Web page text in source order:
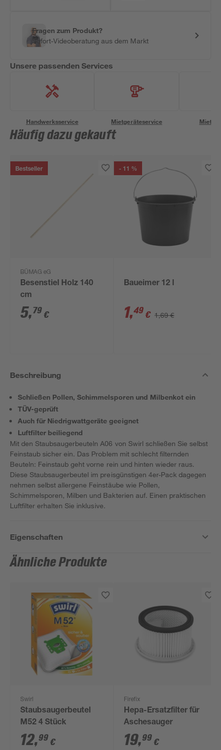
Fragen zum Produkt?
Sofort-Videoberatung aus dem Markt
Unsere passenden Services
Handwerksservice Mietgeräteservice
Häufig dazu gekauft
Bestseller
BÜMAG eG
Besenstiel Holz 140
cm
5,79 €
- 11 %
Baueimer 12 l
1,49 € 1,69 €
Beschreibung
Schließen Pollen, Schimmelsporen und Milbenkot ein
TÜV-geprüft
Auch für Niedrigwattgeräte geeignet
Luftfilter beiliegend
Mit den Staubsaugerbeuteln A06 von Swirl schließen Sie selbst
Feinstaub sicher ein. Das Problem mit schlecht filternden
Beuteln: Feinstaub geht vorne rein und hinten wieder raus.
Diese Staubsaugerbeutel im preisgünstigen 4er-Pack dagegen
nehmen selbst allergene Feinstäube wie Pollen,
Schimmelsporen, Milben und Bakterien auf. Einen praktischen
Luftfilter erhalten Sie inklusive.
Eigenschaften
Ähnliche Produkte
Swirl
Staubsaugerbeutel
M52 4 Stück
12,99 €
Firefix
Hepa-Ersatzfilter für
Aschesauger
19,99 €